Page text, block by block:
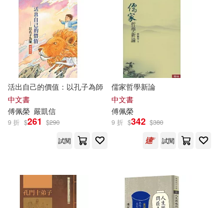
活出自己的價值：以孔子為師
中文書
傅佩榮 嚴凱信
9 折 $261 $290
試閱
儒家哲學新論
中文書
傅佩榮
9 折 $342 $380
試閱